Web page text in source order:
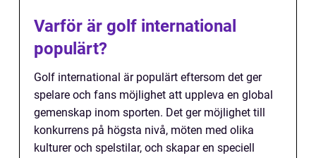
Varför är golf international
populärt?
Golf international är populärt eftersom det ger
spelare och fans möjlighet att uppleva en global
gemenskap inom sporten. Det ger möjlighet till
konkurrens på högsta nivå, möten med olika
kulturer och spelstilar, och skapar en speciell